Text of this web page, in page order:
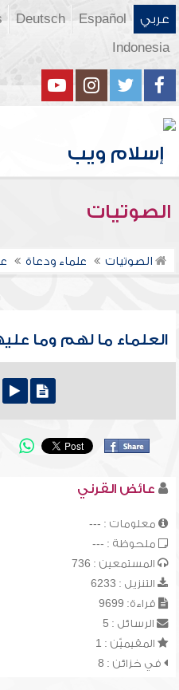
عربي Español
Deutsch
Indonesia
الصوتيات
الصوتيات علماء ودعاة
العلماء ما لهم وما
عائض القرني
معلومات : ---
ملحوظة : ---
المستمعين : 736
التنزيل : 6233
قراءة: 9699
الرسائل : 5
المقيميّن : 1
في خزائن : 8